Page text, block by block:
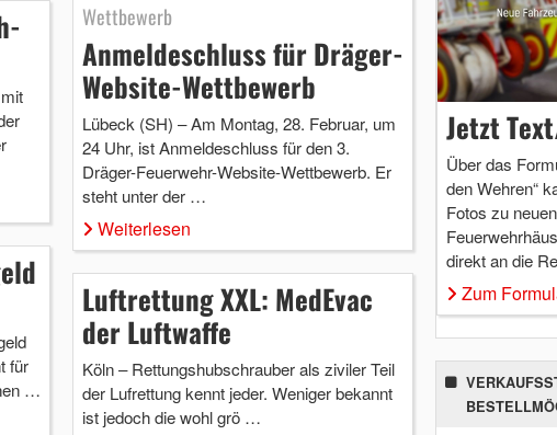
Wettbewerb
Anmeldeschluss für Dräger-
Website-Wettbewerb
Lübeck (SH) – Am Montag, 28. Februar, um
24 Uhr, ist Anmeldeschluss für den 3.
Dräger-Feuerwehr-Website-Wettbewerb. Er
steht unter der …
Weiterlesen
Luftrettung XXL: MedEvac
der Luftwaffe
Köln – Rettungshubschrauber als ziviler Teil
der Lufrettung kennt jeder. Weniger bekannt
ist jedoch die wohl grö …
für
…
Jetzt
Über das
den Wehren“
Fotos zu
direkt an die
Zum